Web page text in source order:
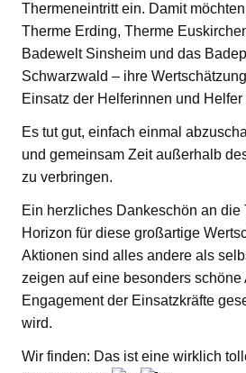
Thermeneintritt ein. Damit
Therme Erding, Therme
Badewelt Sinsheim und das
Schwarzwald – ihre
Einsatz der Helferinnen und Helfer
Es tut gut, einfach einmal
und gemeinsam Zeit außerhalb
zu verbringen.
Ein herzliches Dankeschön an die
Horizon für diese großartige
Aktionen sind alles andere als
zeigen auf eine besonders schöne
Engagement der Einsatzkräfte
wird.
Wir finden: Das ist eine wirklich